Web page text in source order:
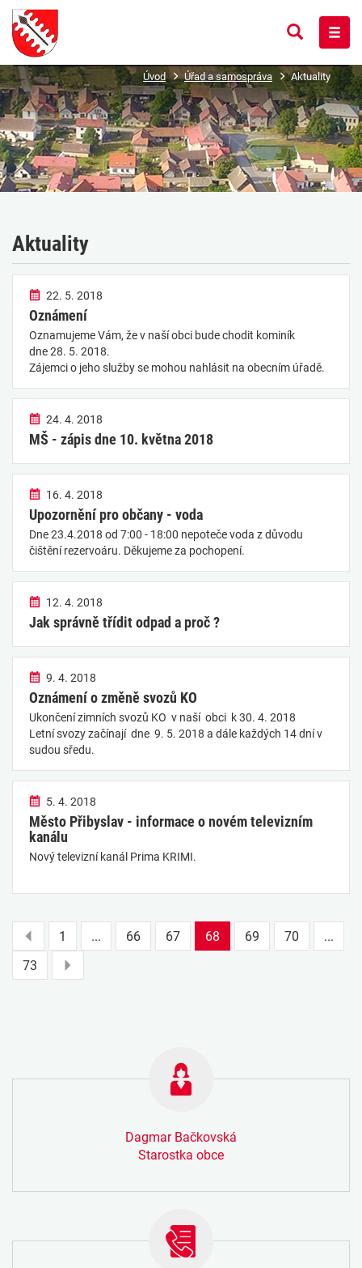
menu
Co
hledat?
Potvrdit
hledání
Úvod Úřad a samospráva Aktuality
Aktuality
22. 5. 2018
Oznámení
Oznamujeme Vám, že v naší obci bude chodit kominík
dne 28. 5. 2018.
Zájemci o jeho služby se mohou nahlásit na obecním úřadě.
24. 4. 2018
MŠ - zápis dne 10. května 2018
16. 4. 2018
Upozornění pro občany - voda
Dne 23.4.2018 od 7:00 - 18:00 nepoteče voda z důvodu
čištění rezervoáru. Děkujeme za pochopení.
12. 4. 2018
Jak správně třídit odpad a proč ?
9. 4. 2018
Oznámení o změně svozů KO
Ukončení zimních svozů KO v naší obci k 30. 4. 2018
Letní svozy začínají dne 9. 5. 2018 a dále každých 14 dní v
sudou sředu.
5. 4. 2018
Město Přibyslav - informace o novém televizním
kanálu
Nový televizní kanál Prima KRIMI.
Přejít
na
předchozí
1 ... 66 67 68 69 70
...
73
Přejít
na
Dagmar Bačkovská
Starostka obce